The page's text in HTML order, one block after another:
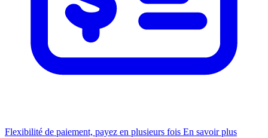
Flexibilité de paiement, payez en plusieurs fois En savoir plus